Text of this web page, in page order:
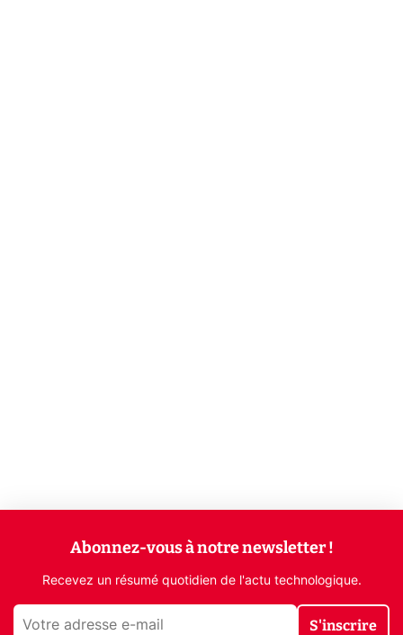
Abonnez-vous à notre newsletter !
Recevez un résumé quotidien de l'actu technologique.
S'inscrire